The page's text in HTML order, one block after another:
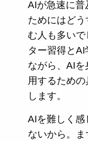
AIが急速に普
ためにはど
む人も多い
ター習得と
ながら、AI
用するため
します。
AIを難しく感
ないから。